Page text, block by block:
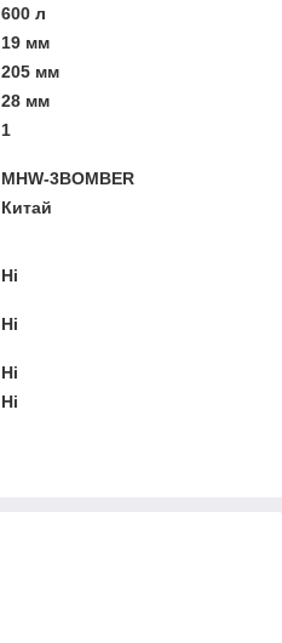
600 л
19 мм
205 мм
28 мм
1
MHW-3BOMBER
Китай
Ні
Ні
Ні
Ні